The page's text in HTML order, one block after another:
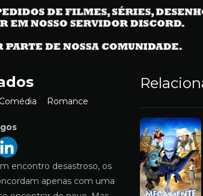
Comédia Romance
encontro desastroso, os
apenas com uma